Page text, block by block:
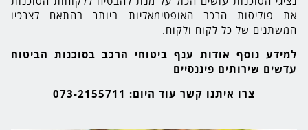
את פוליסות הרכב האופטימאליות ביותר בהתאם לצרכיו
המשתנים של כל לקוח ולקוח.
למידע נוסף אודות ענף ביטוחי הרכב בסוכנות הביטוח
עדשים שירותים פיננסיים
צרו איתנו קשר עוד היום: 073-2155711